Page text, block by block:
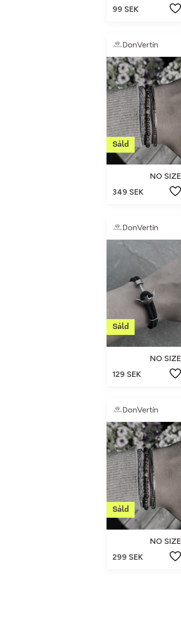
99 SEK
DonVertín
NO SIZE
349 SEK
DonVertín
NO SIZE
129 SEK
DonVertín
NO SIZE
299 SEK